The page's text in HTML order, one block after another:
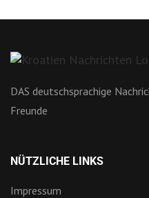
DAS deutschsprachige
Freunde
NÜTZLICHE LINKS
Impressum